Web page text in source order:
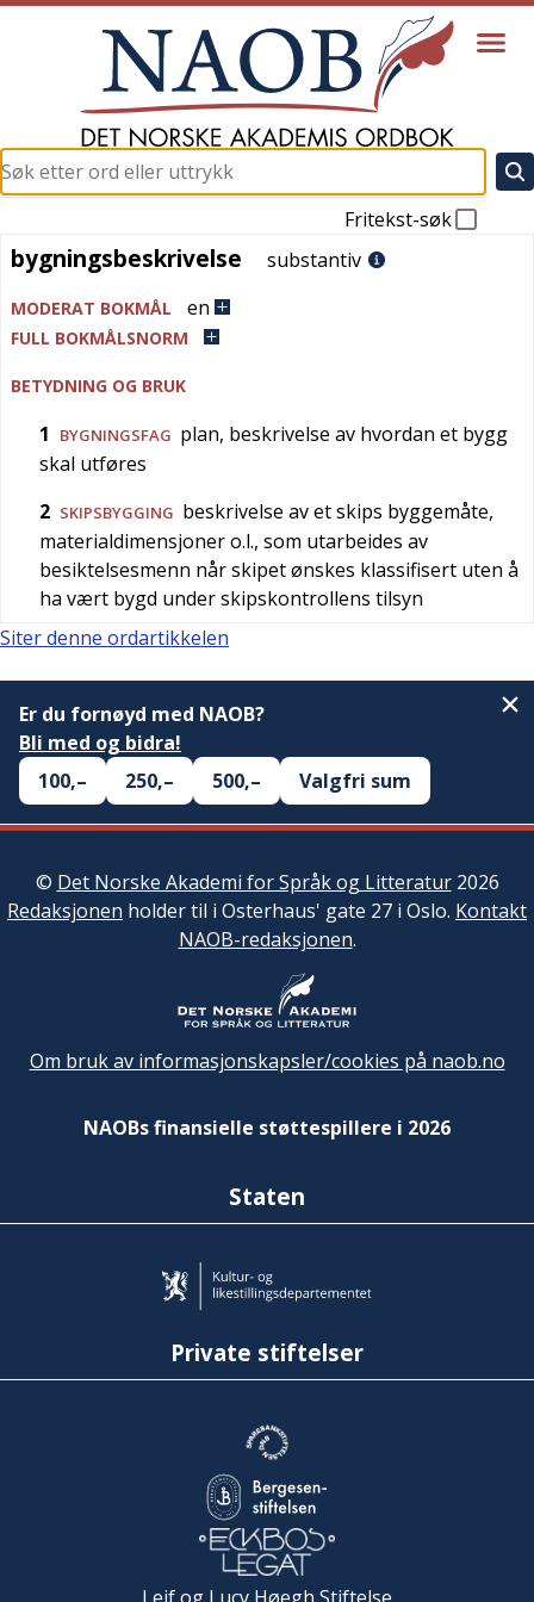
Fritekst-søk
bygningsbeskrivelse
bygningsbeskrivelse substantiv
MODERAT BOKMÅL en
FULL BOKMÅLSNORM
BETYDNING OG BRUK
1 BYGNINGSFAG plan, beskrivelse av hvordan et bygg
skal utføres
2 SKIPSBYGGING beskrivelse av et skips byggemåte,
materialdimensjoner o.l., som utarbeides av
besiktelsesmenn når skipet ønskes klassifisert uten å
ha vært bygd under skipskontrollens tilsyn
Siter denne ordartikkelen
Er du fornøyd med NAOB?
Bli med og bidra!
100,–
250,– 500,– Valgfri sum
© Det Norske Akademi for Språk og Litteratur2026
Redaksjonen holder til i Osterhaus' gate 27 i Oslo. Kontakt
NAOB-redaksjonen.
Om bruk av informasjonskapsler/cookies på naob.no
NAOBs finansielle støttespillere i 2026
Staten
Private stiftelser